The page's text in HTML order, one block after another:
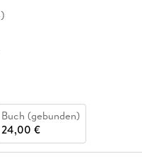
)
Buch (gebunden)
24,00 €